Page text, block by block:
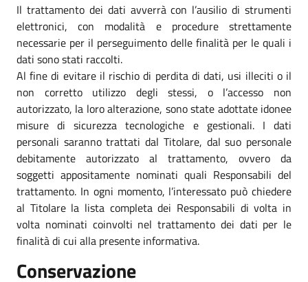
Il trattamento dei dati avverrà con l’ausilio di strumenti
elettronici, con modalità e procedure strettamente
necessarie per il perseguimento delle finalità per le quali i
dati sono stati raccolti.
Al fine di evitare il rischio di perdita di dati, usi illeciti o il
non corretto utilizzo degli stessi, o l’accesso non
autorizzato, la loro alterazione, sono state adottate idonee
misure di sicurezza tecnologiche e gestionali. I dati
personali saranno trattati dal Titolare, dal suo personale
debitamente autorizzato al trattamento, ovvero da
soggetti appositamente nominati quali Responsabili del
trattamento. In ogni momento, l’interessato può chiedere
al Titolare la lista completa dei Responsabili di volta in
volta nominati coinvolti nel trattamento dei dati per le
finalità di cui alla presente informativa.
Conservazione